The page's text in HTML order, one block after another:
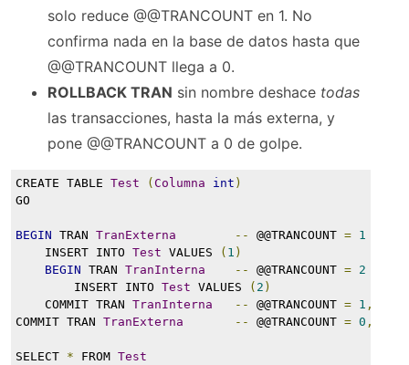
solo reduce @@TRANCOUNT en 1. No
confirma nada en la base de datos hasta que
@@TRANCOUNT llega a 0.
ROLLBACK TRAN sin nombre deshace todas
las transacciones, hasta la más externa, y
pone @@TRANCOUNT a 0 de golpe.
CREATE TABLE Test (Columna int )
GO
BEGIN TRAN TranExterna -- @@TRANCOUNT = 1
INSERT INTO Test VALUES ( 1 )
BEGIN TRAN TranInterna -- @@TRANCOUNT = 2
INSERT INTO Test VALUES ( 2 )
COMMIT TRAN TranInterna -- @@TRANCOUNT = 1 ,
COMMIT TRAN TranExterna -- @@TRANCOUNT = 0 ,
SELECT * FROM Test